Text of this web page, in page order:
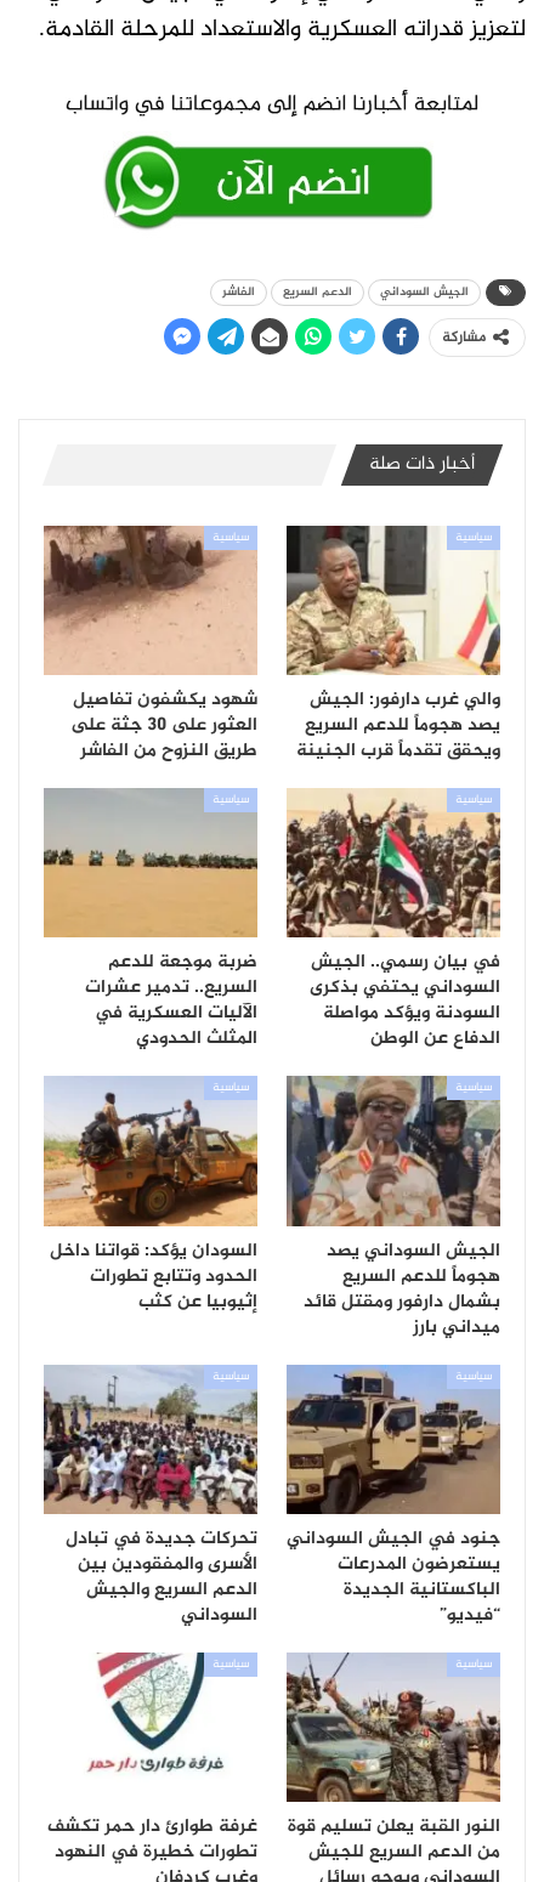
لتعزيز قدراته العسكرية والاستعداد للمرحلة القادمة.
الجيش السوداني الدعم السريع الفاشر
مشاركة
أخبار ذات صلة
سياسية
والي غرب دارفور: الجيش
يصد هجوماً للدعم السريع
ويحقق تقدماً قرب الجنينة
سياسية
شهود يكشفون تفاصيل
العثور على 30 جثة على
طريق النزوح من الفاشر
سياسية
في بيان رسمي.. الجيش
السوداني يحتفي بذكرى
السودنة ويؤكد مواصلة
الدفاع عن الوطن
سياسية
ضربة موجعة للدعم
السريع.. تدمير عشرات
الآليات العسكرية في
المثلث الحدودي
سياسية
الجيش السوداني يصد
هجوماً للدعم السريع
بشمال دارفور ومقتل قائد
ميداني بارز
سياسية
السودان يؤكد: قواتنا داخل
الحدود وتتابع تطورات
إثيوبيا عن كثب
سياسية
جنود في الجيش السوداني
يستعرضون المدرعات
الباكستانية الجديدة
“فيديو”
سياسية
تحركات جديدة في تبادل
الأسرى والمفقودين بين
الدعم السريع والجيش
السوداني
سياسية
النور القبة يعلن تسليم قوة
من الدعم السريع للجيش
سياسية
غرفة طوارئ دار حمر تكشف
تطورات خطيرة في النهود